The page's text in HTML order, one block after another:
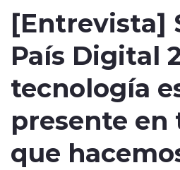
ACTUALIDAD
modo claro
[Entrevista]
País Digital
tecnología
presente en
que